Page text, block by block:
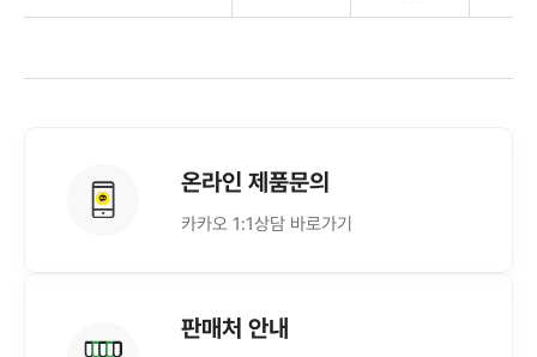
온라인 제품문의
카카오 1:1상담 바로가기
판매처 안내